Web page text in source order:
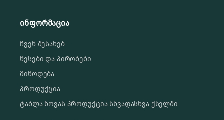
ინფორმაცია
ჩვენ შესახებ
წესები და პირობები
მიწოდება
პროდუქცია
ტაბლა ნოვას პროდუქცია სხვადასხვა ქსელში